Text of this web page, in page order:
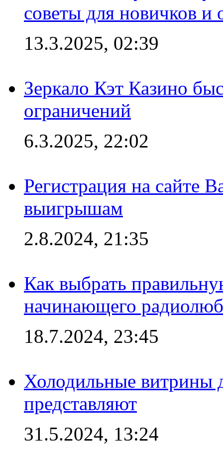
советы для новичков
13.3.2025, 02:39
Зеркало Кэт Казино
ограничений
6.3.2025, 22:02
Регистрация на сайте
выигрышам
2.8.2024, 21:35
Как выбрать
начинающего
18.7.2024, 23:45
Холодильные витрины
представляют
31.5.2024, 13:24